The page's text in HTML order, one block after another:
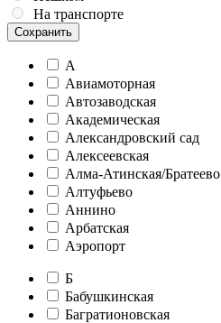
На транспорте
Сохранить
А
Авиамоторная
Автозаводская
Академическая
Александровский сад
Алексеевская
Алма-Атинская/Братеево
Алтуфьево
Аннино
Арбатская
Аэропорт
Б
Бабушкинская
Багратионовская